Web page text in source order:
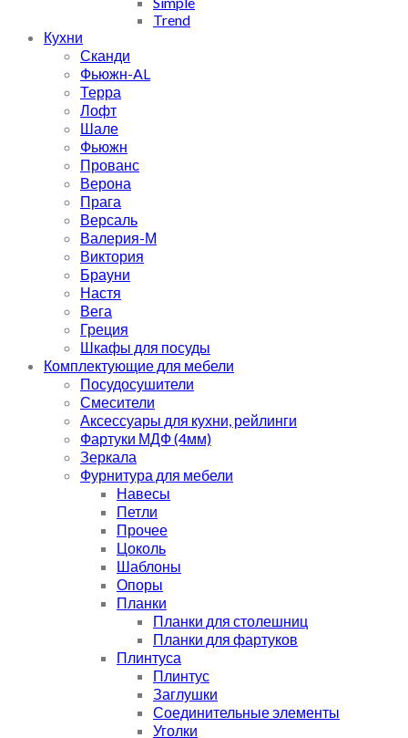
Trend
Кухни
Сканди
Фьюжн-AL
Терра
Лофт
Шале
Фьюжн
Прованс
Верона
Прага
Версаль
Валерия-М
Виктория
Брауни
Настя
Вега
Греция
Шкафы для посуды
Комплектующие для мебели
Посудосушители
Смесители
Аксессуары для кухни, рейлинги
Фартуки МДФ (4мм)
Зеркала
Фурнитура для мебели
Навесы
Петли
Прочее
Цоколь
Шаблоны
Опоры
Планки
Планки для столешниц
Планки для фартуков
Плинтуса
Плинтус
Заглушки
Соединительные элементы
Уголки